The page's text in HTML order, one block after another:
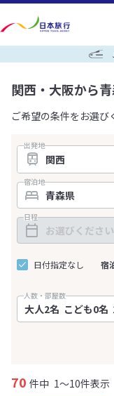
関西・大阪から
ご希望の条件をお選び
出発地
宿泊地
日程
日付指定なし 宿
人数・部屋数
70 件中 1～10件表示